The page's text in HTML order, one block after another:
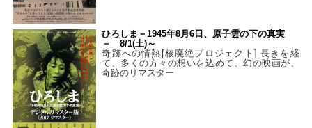
ひろしま－1945年8月6日、原子雲の下の真実
－ 8/1(土)～
奇跡への情熱[核廃絶プロジェクト] 長きを経
て、多くの方々の想いを込めて、幻の映画が、
奇跡のリマスター